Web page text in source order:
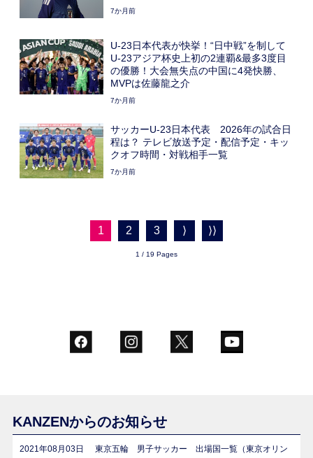
7か月前
U-23日本代表が快挙！“日中戦”を制して
U-23アジア杯史上初の2連覇&最多3度目
の優勝！大会無失点の中国に4発快勝、
MVPは佐藤龍之介
7か月前
サッカーU-23日本代表 2026年の試合日
程は？ テレビ放送予定・配信予定・キッ
クオフ時間・対戦相手一覧
7か月前
1 2 3 ⟩ ⟩⟩
1 / 19 Pages
KANZENからのお知らせ
2021年08月03日
東京五輪 男子サッカー 出場国一覧（東京オリン